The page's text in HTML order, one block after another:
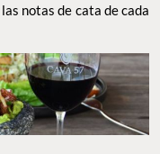
notas de cata de cada